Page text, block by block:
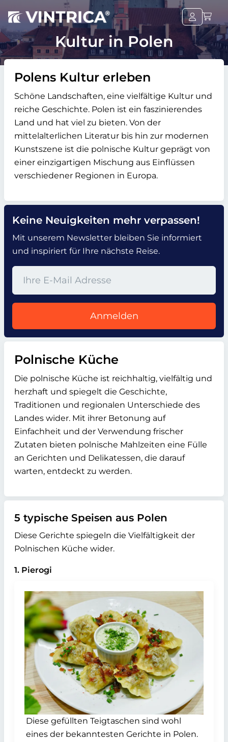
Kultur in Polen
Polens Kultur erleben
Schöne Landschaften, eine vielfältige Kultur und
reiche Geschichte. Polen ist ein faszinierendes
Land und hat viel zu bieten. Von der
mittelalterlichen Literatur bis hin zur modernen
Kunstszene ist die polnische Kultur geprägt von
einer einzigartigen Mischung aus Einflüssen
verschiedener Regionen in Europa.
Keine Neuigkeiten mehr verpassen!
Mit unserem Newsletter bleiben Sie informiert
und inspiriert für Ihre nächste Reise.
Anmelden
Polnische Küche
Die polnische Küche ist reichhaltig, vielfältig und
herzhaft und spiegelt die Geschichte,
Traditionen und regionalen Unterschiede des
Landes wider. Mit ihrer Betonung auf
Einfachheit und der Verwendung frischer
Zutaten bieten polnische Mahlzeiten eine Fülle
an Gerichten und Delikatessen, die darauf
warten, entdeckt zu werden.
5 typische Speisen aus Polen
Diese Gerichte spiegeln die Vielfältigkeit der
Polnischen Küche wider.
1. Pierogi
Diese gefüllten Teigtaschen sind wohl
eines der bekanntesten Gerichte in Polen.